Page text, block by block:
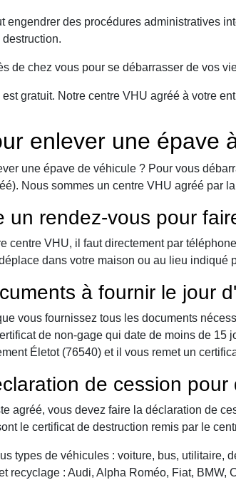
engendrer des procédures administratives
destruction.
de chez vous pour se débarrasser de vos
gratuit. Notre centre VHU agréé à votre
enlever une épave
une épave de véhicule ? Pour vous
Nous sommes un centre VHU agréé par
un rendez-vous pour
centre VHU, il faut directement par
dans votre maison ou au lieu indiqué
à fournir le jour
vous fournissez tous les documents
de non-gage qui date de moins de
Életot (76540) et il vous remet un
de cession pour
agréé, vous devez faire la déclaration de
le certificat de destruction remis par le
types de véhicules : voiture, bus, utilitaire,
recyclage : Audi, Alpha Roméo, Fiat,